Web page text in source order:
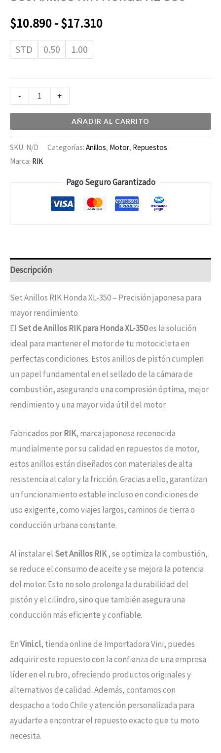
$10.890-$17.310
$10.890
hasta
STD 0.50 1.00
- +
AÑADIR AL CARRITO
SKU: N/D Categorías: Anillos, Motor, Repuestos
Marca: RIK
Pago Seguro Garantizado
Descripción
Set Anillos RIK Honda XL-350 – Precisión japonesa para
mayor rendimiento
El Set de Anillos RIK para Honda XL-350es la solución
ideal para mantener el motor de tu motocicleta en
perfectas condiciones. Estos anillos de pistón cumplen
un papel fundamental en el sellado de la cámara de
combustión, asegurando una compresión óptima, mejor
rendimiento y una mayor vida útil del motor.
Fabricados porRIK, marca japonesa reconocida
mundialmente por su calidad en repuestos de motor,
estos anillos están diseñados con materiales de alta
resistencia al calor y la fricción. Gracias a ello, garantizan
un funcionamiento estable incluso en condiciones de
uso exigente, como viajes largos, caminos de tierra o
conducción urbana constante.
Al instalar el Set Anillos RIK, se optimiza la combustión,
se reduce el consumo de aceite y se mejora la potencia
del motor. Esto no solo prolonga la durabilidad del
pistón y el cilindro, sino que también asegura una
conducción más eficiente y confiable.
EnVini.cl, tienda online de Importadora Vini, puedes
adquirir este repuesto con la confianza de una empresa
líder en el rubro, ofreciendo productos originales y
alternativos de calidad. Además, contamos con
despacho a todo Chile y atención personalizada para
ayudarte a encontrar el repuesto exacto que tu moto
necesita.